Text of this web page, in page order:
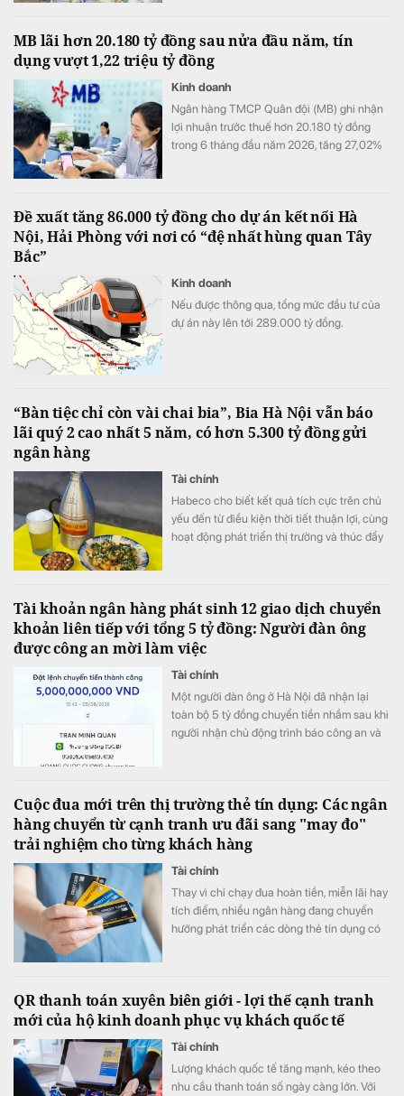
MB lãi hơn 20.180 tỷ đồng sau nửa đầu năm, tín
dụng vượt 1,22 triệu tỷ đồng
Kinh doanh
Ngân hàng TMCP Quân đội (MB) ghi nhận
lợi nhuận trước thuế hơn 20.180 tỷ đồng
trong 6 tháng đầu năm 2026, tăng 27,02%
1,74 triệu tỷ đồng.
Đề xuất tăng 86.000 tỷ đồng cho dự án kết nối Hà
Nội, Hải Phòng với nơi có “đệ nhất hùng quan Tây
Bắc”
Kinh doanh
Nếu được thông qua, tổng mức đầu tư của
dự án này lên tới 289.000 tỷ đồng.
“Bàn tiệc chỉ còn vài chai bia”, Bia Hà Nội vẫn báo
lãi quý 2 cao nhất 5 năm, có hơn 5.300 tỷ đồng gửi
ngân hàng
Tài chính
Habeco cho biết kết quả tích cực trên chủ
yếu đến từ điều kiện thời tiết thuận lợi, cùng
hoạt động phát triển thị trường và thúc đẩy
Tài khoản ngân hàng phát sinh 12 giao dịch chuyển
khoản liên tiếp với tổng 5 tỷ đồng: Người đàn ông
được công an mời làm việc
Tài chính
Một người đàn ông ở Hà Nội đã nhận lại
toàn bộ 5 tỷ đồng chuyển tiền nhầm sau khi
người nhận chủ động trình báo công an và
Cuộc đua mới trên thị trường thẻ tín dụng: Các ngân
hàng chuyển từ cạnh tranh ưu đãi sang "may đo"
trải nghiệm cho từng khách hàng
Tài chính
Thay vì chỉ chạy đua hoàn tiền, miễn lãi hay
tích điểm, nhiều ngân hàng đang chuyển
hướng phát triển các dòng thẻ tín dụng có
nghiệm được kỳ vọng sẽ trở thành lợi thế
cạnh tranh mới của thị trường thẻ trong giai
QR thanh toán xuyên biên giới - lợi thế cạnh tranh
mới của hộ kinh doanh phục vụ khách quốc tế
Tài chính
Lượng khách quốc tế tăng mạnh, kéo theo
nhu cầu thanh toán số ngày càng lớn. Với